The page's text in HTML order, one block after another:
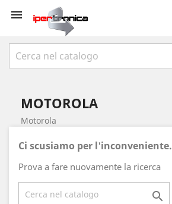

MOTOROLA
Motorola
Ci scusiamo per l'inconveniente.
Prova a fare nuovamente la ricerca
